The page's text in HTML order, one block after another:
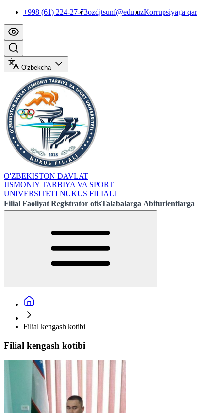
+998 (61) 224-27-73ozdjtsunf@edu.uzKorrupsiyaga
O'zbekcha
O'ZBEKISTON DAVLAT
JISMONIY TARBIYA VA SPORT
UNIVERSITETI NUKUS FILIALI
Filial Faoliyat Registrator ofisTalabalarga Abiturientlarga
Filial kengash kotibi
Filial kengash kotibi